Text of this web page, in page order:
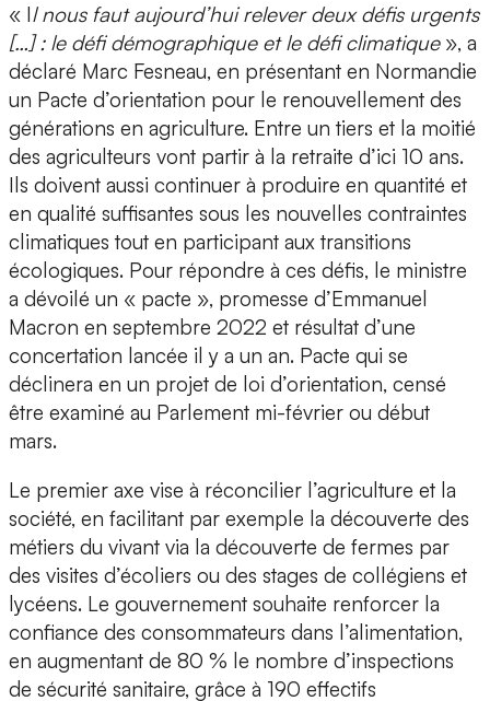
« Il nous faut aujourd’hui relever deux défis urgents
[…] : le défi démographique et le défi climatique», a
déclaré Marc Fesneau, en présentant en Normandie
un Pacte d’orientation pour le renouvellement des
générations en agriculture. Entre un tiers et la moitié
des agriculteurs vont partir à la retraite d’ici 10 ans.
Ils doivent aussi continuer à produire en quantité et
en qualité suffisantes sous les nouvelles contraintes
climatiques tout en participant aux transitions
écologiques. Pour répondre à ces défis, le ministre
a dévoilé un « pacte », promesse d’Emmanuel
Macron en septembre 2022 et résultat d’une
concertation lancée il y a un an. Pacte qui se
déclinera en un projet de loi d’orientation, censé
être examiné au Parlement mi-février ou début
mars.
Le premier axe vise à réconcilier l’agriculture et la
société, en facilitant par exemple la découverte des
métiers du vivant via la découverte de fermes par
des visites d’écoliers ou des stages de collégiens et
lycéens. Le gouvernement souhaite renforcer la
confiance des consommateurs dans l’alimentation,
en augmentant de 80 % le nombre d’inspections
de sécurité sanitaire, grâce à 190 effectifs